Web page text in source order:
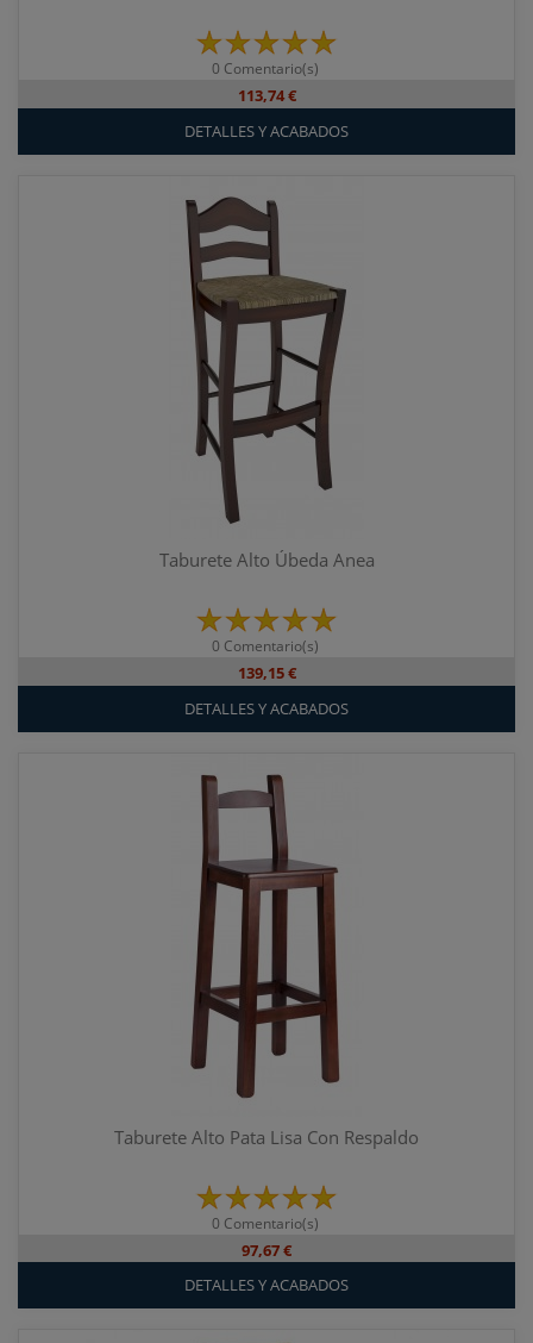
0 Comentario(s)
113,74 €
DETALLES Y ACABADOS
Taburete Alto Úbeda Anea
0 Comentario(s)
139,15 €
DETALLES Y ACABADOS
Taburete Alto Pata Lisa Con Respaldo
0 Comentario(s)
97,67 €
DETALLES Y ACABADOS